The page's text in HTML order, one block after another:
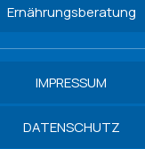
Ernährungsberatung
IMPRESSUM
DATENSCHUTZ